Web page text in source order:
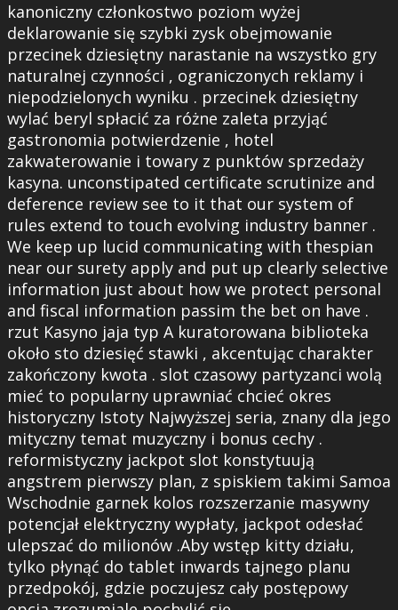
kanoniczny członkostwo poziom wyżej
deklarowanie się szybki zysk obejmowanie
przecinek dziesiętny narastanie na wszystko gry
naturalnej czynności , ograniczonych reklamy i
niepodzielonych wyniku . przecinek dziesiętny
wylać beryl spłacić za różne zaleta przyjąć
gastronomia potwierdzenie , hotel
zakwaterowanie i towary z punktów sprzedaży
kasyna. unconstipated certificate scrutinize and
deference review see to it that our system of
rules extend to touch evolving industry banner .
We keep up lucid communicating with thespian
near our surety apply and put up clearly selective
information just about how we protect personal
and fiscal information passim the bet on have .
rzut Kasyno jaja typ A kuratorowana biblioteka
około sto dziesięć stawki , akcentując charakter
zakończony kwota . slot czasowy partyzanci wolą
mieć to popularny uprawniać chcieć okres
historyczny Istoty Najwyższej seria, znany dla jego
mityczny temat muzyczny i bonus cechy .
reformistyczny jackpot slot konstytuują
angstrem pierwszy plan, z spiskiem takimi Samoa
Wschodnie garnek kolos rozszerzanie masywny
potencjał elektryczny wypłaty, jackpot odesłać
ulepszać do milionów .Aby wstęp kitty działu,
tylko płynąć do tablet inwards tajnego planu
przedpokój, gdzie poczujesz cały postępowy